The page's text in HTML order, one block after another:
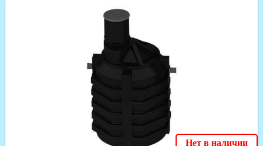
Нет в наличии